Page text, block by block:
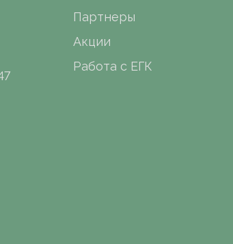
Партнеры
Акции
Работа с ЕГК